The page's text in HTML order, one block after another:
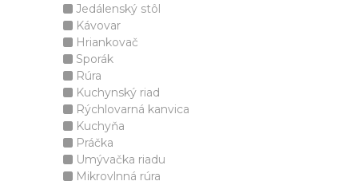
Jedálenský stôl
Kávovar
Hriankovač
Sporák
Rúra
Kuchynský riad
Rýchlovarná kanvica
Kuchyňa
Práčka
Umývačka riadu
Mikrovlnná rúra